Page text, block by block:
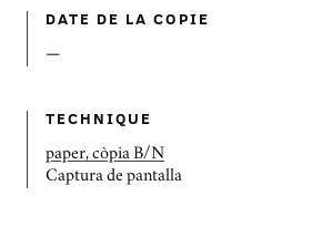
DATE DE LA COPIE
—
TECHNIQUE
paper, còpia B/N
Captura de pantalla